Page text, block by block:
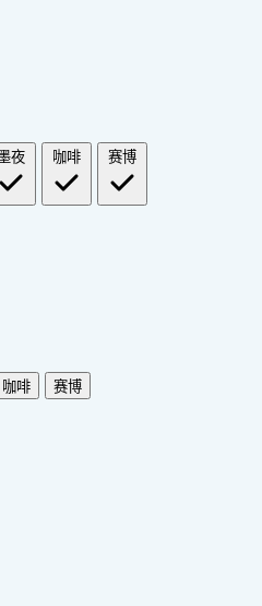
夜 咖啡 赛博
咖啡 赛博